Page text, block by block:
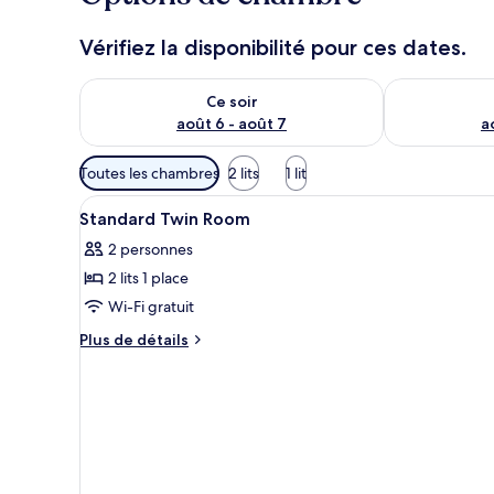
Vérifiez la disponibilité pour ces dates.
Ce soir
août 6 - août 7
Vérifier la disponibilité pour ce soir août 6 - août 7
Vérifier la
Filtres
disponibles
pour
chambres
Toutes les chambres 2 lits 1 lit
Afficher
toutes
les
photos
pour
ce
Une chambre d’hôtel avec
4
Standard Twin Room
2 personnes
2 lits 1 place
Wi-Fi gratuit
Plus de détails
Plus